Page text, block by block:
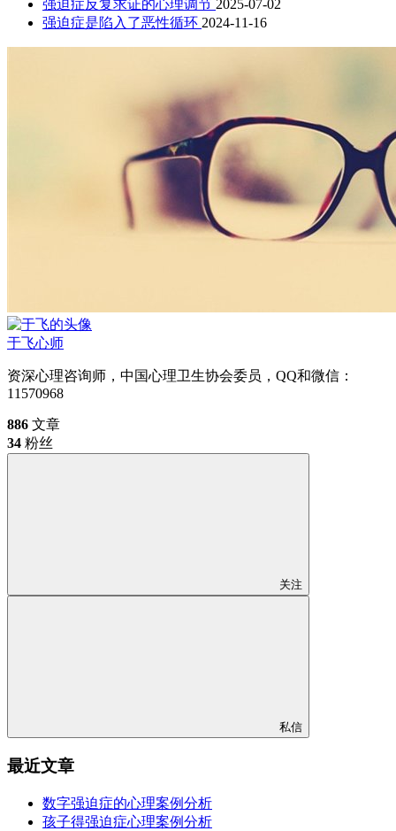
强迫症反复求证的心理调节 2025-07-02
强迫症是陷入了恶性循环 2024-11-16
于飞心师
资深心理咨询师，中国心理卫生协会委员，QQ和微信：
11570968
886 文章
34 粉丝
关注
私信
最近文章
数字强迫症的心理案例分析
孩子得强迫症心理案例分析